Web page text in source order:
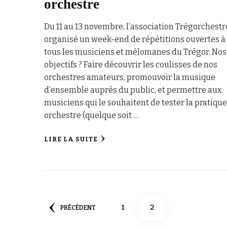
orchestre
Du 11 au 13 novembre, l’association
organisé un week-end de répétitions ouvertes à
tous les musiciens et mélomanes du Trégor. Nos
objectifs ? Faire découvrir les coulisses de nos
orchestres amateurs, promouvoir la musique
d’ensemble auprès du public, et permettre aux
musiciens qui le souhaitent de tester la
orchestre (quelque soit …
LIRE LA SUITE
Pagination
PRÉCÉDENT PAGE
1 PAGE
2